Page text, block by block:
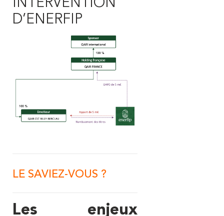
INTERVENTION
D’ENERFIP
LE SAVIEZ-VOUS ?
Les enjeux